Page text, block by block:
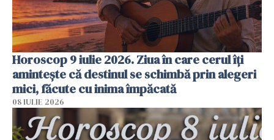
Horoscop 9 iulie 2026. Ziua în care cerul îți
amintește că destinul se schimbă prin alegeri
mici, făcute cu inima împăcată
08 IULIE 2026